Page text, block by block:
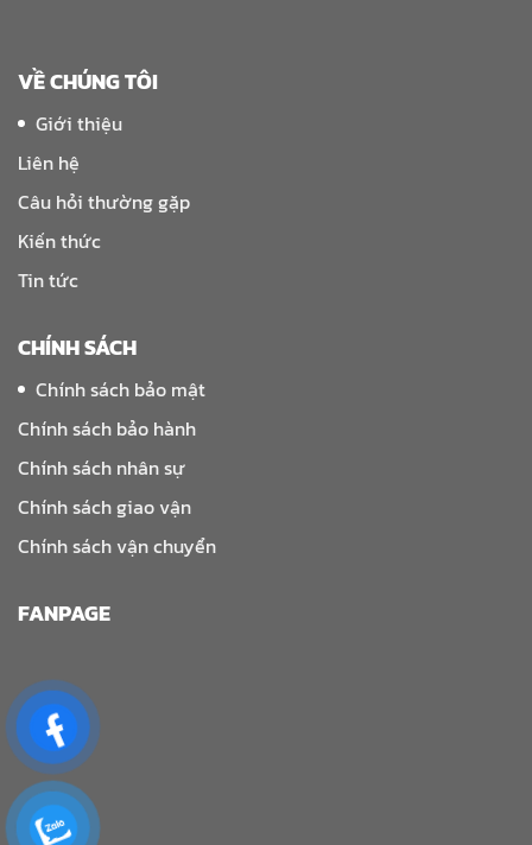
VỀ CHÚNG TÔI
Giới thiệu
Liên hệ
Câu hỏi thường gặp
Kiến thức
Tin tức
CHÍNH SÁCH
Chính sách bảo mật
Chính sách bảo hành
Chính sách nhân sự
Chính sách giao vận
Chính sách vận chuyển
FANPAGE